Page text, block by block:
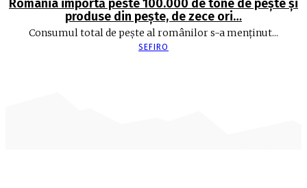
România importă peste 100.000 de tone de peşte şi
produse din peşte, de zece ori…
Consumul total de peşte al ro­mâ­nilor s-a menţinut...
SEFIRO